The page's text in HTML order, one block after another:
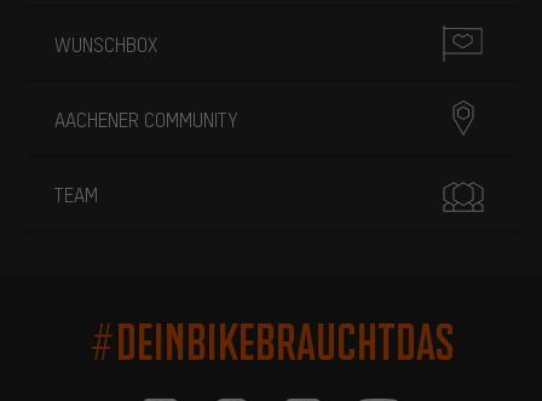
WUNSCHBOX
AACHENER COMMUNITY
TEAM
#DEINBIKEBRAUCHTDAS